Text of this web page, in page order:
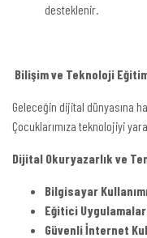
desteklenir.
Bilişim ve Teknoloji
Geleceğin dijital dünyasına
Çocuklarımıza teknolojiyi
Dijital Okuryazarlık ve
Bilgisayar
Eğitici
Güvenli İnternet